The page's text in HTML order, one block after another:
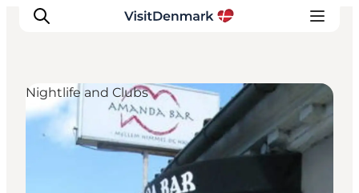
Inspirations
Destinations
Nightlife and Clubs